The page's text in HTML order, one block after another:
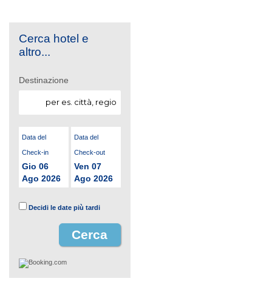
Cerca hotel e
altro...
Destinazione
Data del
Check-in
Gio 06
Ago 2026
Data del
Check-out
Ven 07
Ago 2026
Decidi le date più tardi